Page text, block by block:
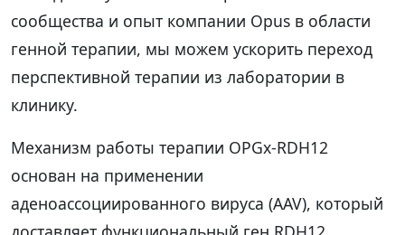
сообщества и опыт компании Opus в области
генной терапии, мы можем ускорить переход
перспективной терапии из лаборатории в
клинику.
Механизм работы терапии OPGx-RDH12
основан на применении
аденоассоциированного вируса (AAV), который